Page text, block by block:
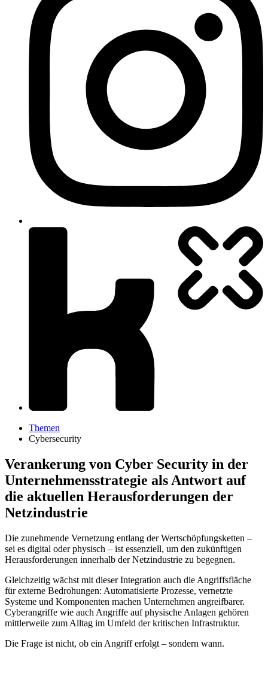
Themen
Cybersecurity
Verankerung von Cyber Security in der
Unternehmensstrategie als Antwort auf
die aktuellen Herausforderungen der
Netzindustrie
Die zunehmende Vernetzung entlang der Wertschöpfungsketten –
sei es digital oder physisch – ist essenziell, um den zukünftigen
Herausforderungen innerhalb der Netzindustrie zu begegnen.
Gleichzeitig wächst mit dieser Integration auch die Angriffsfläche
für externe Bedrohungen: Automatisierte Prozesse, vernetzte
Systeme und Komponenten machen Unternehmen angreifbarer.
Cyberangriffe wie auch Angriffe auf physische Anlagen gehören
mittlerweile zum Alltag im Umfeld der kritischen Infrastruktur.
Die Frage ist nicht, ob ein Angriff erfolgt – sondern wann.